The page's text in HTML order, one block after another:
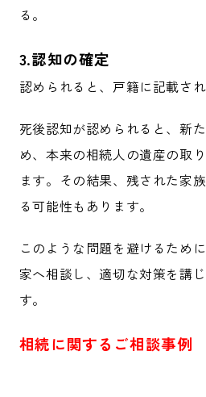
る。
3.認知の確定
認められると、戸籍に記載さ
死後認知が認められると、新
め、本来の相続人の遺産の取
ます。その結果、残された家
る可能性もあります。
このような問題を避けるため
家へ相談し、適切な対策を講
す。
相続に関するご相談事例